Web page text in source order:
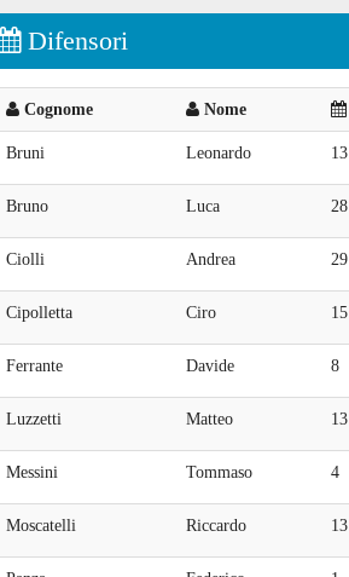
Difensori
Cognome Nome
Bruni Leonardo 13
Bruno Luca 28
Ciolli Andrea 29
Cipolletta Ciro 15
Ferrante Davide 8
Luzzetti Matteo 13
Messini Tommaso 4
Moscatelli Riccardo 13